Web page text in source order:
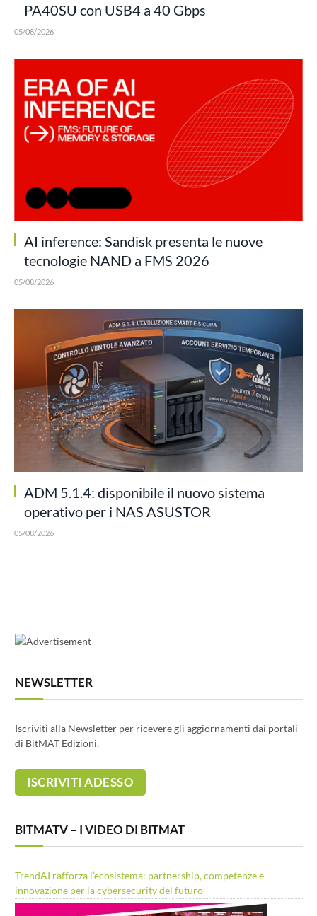
PA40SU con USB4 a 40 Gbps
05/08/2026
AI inference: Sandisk presenta le nuove
tecnologie NAND a FMS 2026
05/08/2026
ADM 5.1.4: disponibile il nuovo sistema
operativo per i NAS ASUSTOR
05/08/2026
NEWSLETTER
Iscriviti alla Newsletter per ricevere gli aggiornamenti dai portali
di BitMAT Edizioni.
BITMATV – I VIDEO DI BITMAT
TrendAI rafforza l’ecosistema: partnership, competenze e
innovazione per la cybersecurity del futuro